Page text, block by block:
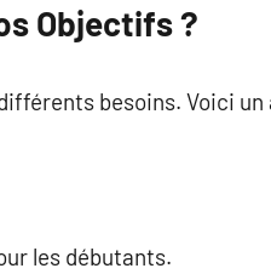
Objectifs ?
besoins. Voici
les débutants.